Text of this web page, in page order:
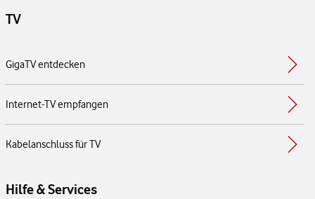
TV
GigaTV entdecken
Internet-TV empfangen
Kabelanschluss für TV
Hilfe & Services